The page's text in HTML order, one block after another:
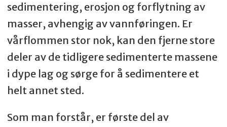
sedimentering, erosjon og forflytning av
masser, avhengig av vannføringen. Er
vårflommen stor nok, kan den fjerne store
deler av de tidligere sedimenterte massene
i dype lag og sørge for å sedimentere et
helt annet sted.
Som man forstår, er første del av